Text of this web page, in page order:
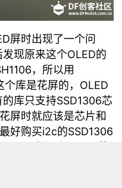
屏时出现了一个问
现原来这个OLED的
，所以用
库是花屏的，OLED
库只支持SSD1306芯
屏时就应该是芯片和
好购买i2c的SSD1306